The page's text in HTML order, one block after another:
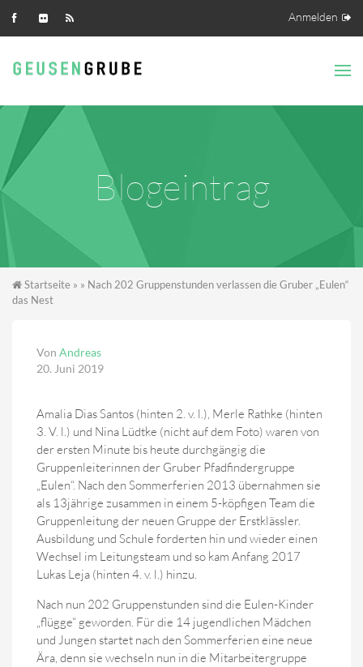
Anmelden
Blogeintrag
Sie sind hier
Startseite » » Nach 202 Gruppenstunden verlassen die Gruber „Eulen“
das Nest
Von Andreas
20. Juni 2019
Amalia Dias Santos (hinten 2. v. l.), Merle Rathke (hinten
3. V. l.) und Nina Lüdtke (nicht auf dem Foto) waren von
der ersten Minute bis heute durchgängig die
Gruppenleiterinnen der Gruber Pfadfindergruppe
„Eulen“. Nach den Sommerferien 2013 übernahmen sie
als 13jährige zusammen in einem 5-köpfigen Team die
Gruppenleitung der neuen Gruppe der Erstklässler.
Ausbildung und Schule forderten hin und wieder einen
Wechsel im Leitungsteam und so kam Anfang 2017
Lukas Leja (hinten 4. v. l.) hinzu.
Nach nun 202 Gruppenstunden sind die Eulen-Kinder
„flügge“ geworden. Für die 14 jugendlichen Mädchen
und Jungen startet nach den Sommerferien eine neue
Ära, denn sie wechseln nun in die Mitarbeitergruppe